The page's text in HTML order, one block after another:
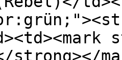
strong></